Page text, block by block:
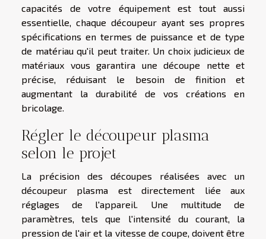
capacités de votre équipement est tout aussi
essentielle, chaque découpeur ayant ses propres
spécifications en termes de puissance et de type
de matériau qu'il peut traiter. Un choix judicieux de
matériaux vous garantira une découpe nette et
précise, réduisant le besoin de finition et
augmentant la durabilité de vos créations en
bricolage.
Régler le découpeur plasma
selon le projet
La précision des découpes réalisées avec un
découpeur plasma est directement liée aux
réglages de l'appareil. Une multitude de
paramètres, tels que l'intensité du courant, la
pression de l'air et la vitesse de coupe, doivent être